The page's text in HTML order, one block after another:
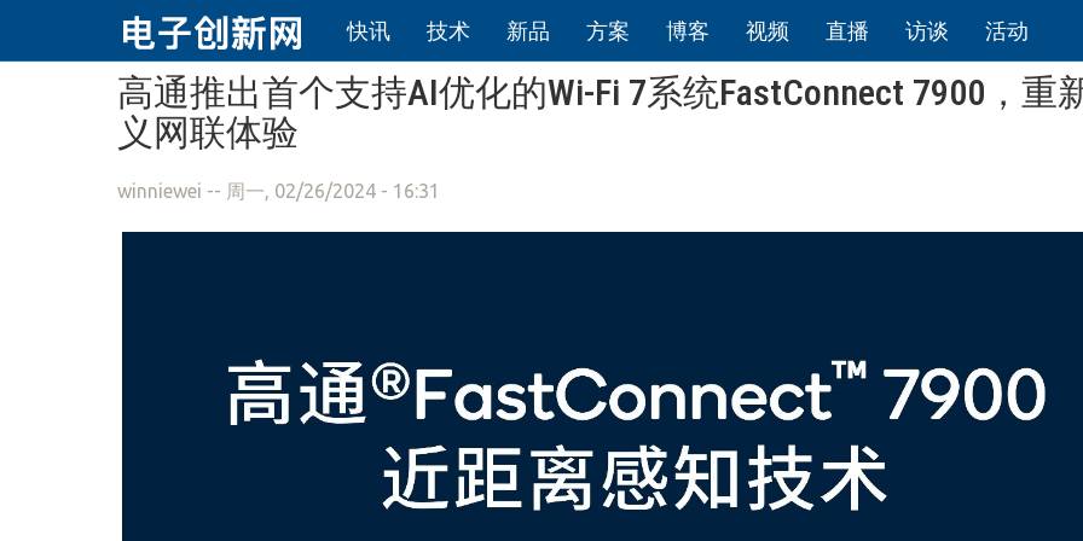
跳转到主要内容
快讯 技术 新品 方案 博客 视频 直播 访谈 活动
高通推出首个支持AI优化的Wi-Fi 7系统FastConnect 7900，重
义网联体验
winniewei -- 周一, 02/26/2024 - 16:31